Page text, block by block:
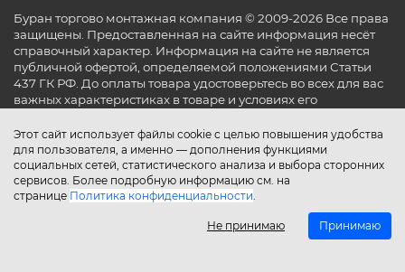
Этот сайт использует файлы cookie с целью повышения удобства
для пользователя, а именно — дополнения функциями
социальных сетей, статистического анализа и выбора сторонних
сервисов. Более подробную информацию см. на
странице Политика конфиденциальности.
Не принимаю Принимаю
Буран торгово монтажная компания © 2009-2026 Все права
защищены. Предоставленная на сайте информация несёт
справочный характер. Информация на сайте не является
публичной офертой, определяемой положениями Статьи
437 ГК РФ. До оплаты товара удостоверьтесь во всех для вас
важных характеристиках в товаре и условиях его